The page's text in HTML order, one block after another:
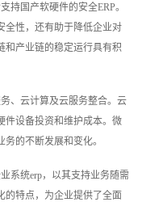
持国产软硬件的安全ERP。
全性，还有助于降低企业对
和产业链的稳定运行具有积
、云计算及云服务整合。云
件设备投资和维护成本。微
的不断发展和变化。
系统erp，以其支持业务随需
的特点，为企业提供了全面